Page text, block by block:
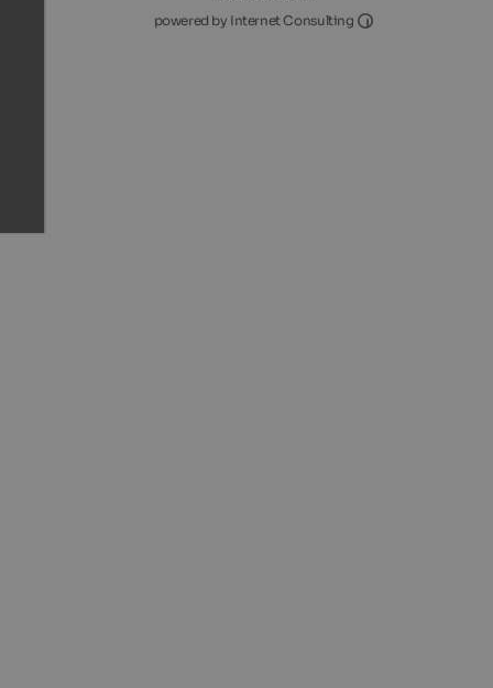
powered by Internet Consulting
Internet